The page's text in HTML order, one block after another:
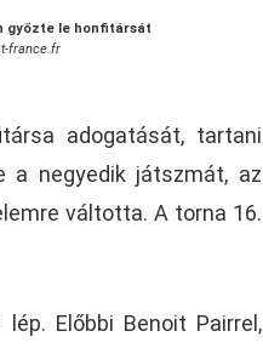
győzte le honfitársát
france.fr
adogatását, tartani
a negyedik játszmát, az
váltotta. A torna 16.
Előbbi Benoit Pairrel,